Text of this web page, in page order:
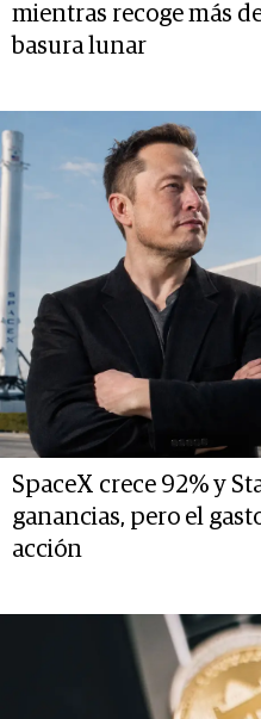
mientras recoge más
basura lunar
SpaceX crece 92% y
ganancias, pero el
acción